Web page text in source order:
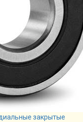
закрытые